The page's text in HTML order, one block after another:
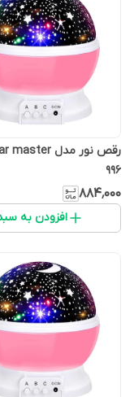
996
۸۸۴٬۰۰۰
افزودن به